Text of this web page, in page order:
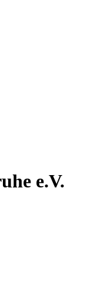
e.V.